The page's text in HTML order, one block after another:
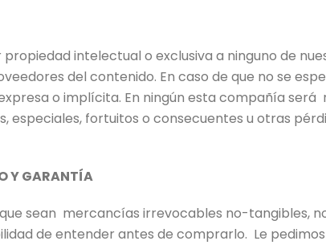
intelectual o exclusiva a ninguno de
del contenido. En caso de que no se
o implícita. En ningún esta compañía
especiales, fortuitos o consecuentes u otras
Y GARANTÍA
sean mercancías irrevocables no-tangibles,
de entender antes de comprarlo. Le